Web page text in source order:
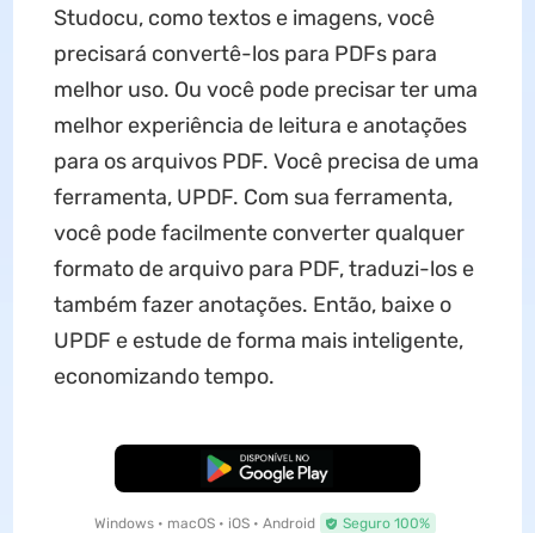
Studocu, como textos e imagens, você
precisará convertê-los para PDFs para
melhor uso. Ou você pode precisar ter uma
melhor experiência de leitura e anotações
para os arquivos PDF. Você precisa de uma
ferramenta, UPDF. Com sua ferramenta,
você pode facilmente converter qualquer
formato de arquivo para PDF, traduzi-los e
também fazer anotações. Então, baixe o
UPDF e estude de forma mais inteligente,
economizando tempo.
Baixar Grátis
Windows • macOS • iOS • Android Seguro 100%